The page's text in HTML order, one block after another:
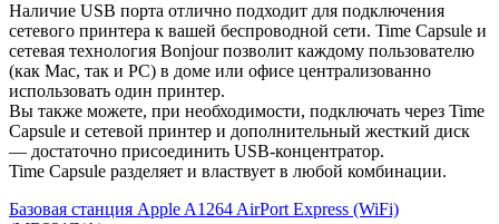
Наличие USB порта отлично подходит для подключения
сетевого принтера к вашей беспроводной сети. Time Capsule и
сетевая технология Bonjour позволит каждому пользователю
(как Mac, так и PC) в доме или офисе централизованно
использовать один принтер.
Вы также можете, при необходимости, подключать через Time
Capsule и сетевой принтер и дополнительный жесткий диск
— достаточно присоединить USB-концентратор.
Time Capsule разделяет и властвует в любой комбинации.
Базовая станция Apple A1264 AirPort Express (WiFi)